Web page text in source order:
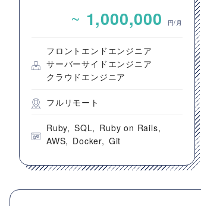
エンドエンジニア募集
~ 1,000,000 円/月
フロントエンドエンジニア
サーバーサイドエンジニア
クラウドエンジニア
フルリモート
Ruby SQL
Ruby on Rails
AWS
Docker Git